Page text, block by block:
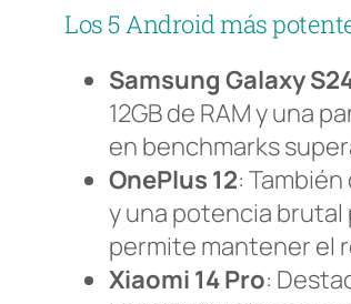
Los 5 Android más
Samsung Galaxy
12GB de RAM y una
en benchmarks
OnePlus 12:
y una potencia brutal
permite mantener el
Xiaomi 14 Pro: